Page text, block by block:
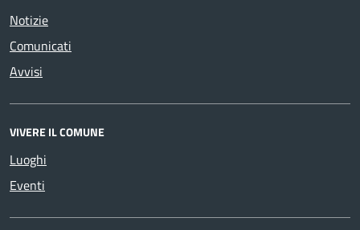
Notizie
Comunicati
Avvisi
VIVERE IL COMUNE
Luoghi
Eventi